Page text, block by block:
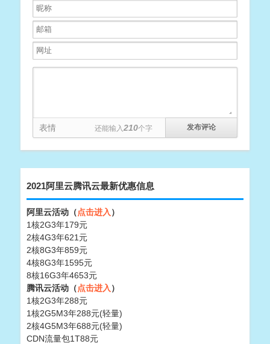
表情 还能输入 210个字
2021阿里云腾讯云最新优惠信息
阿里云活动（点击进入 ）
1核2G3年179元
2核4G3年621元
2核8G3年859元
4核8G3年1595元
8核16G3年4653元
腾讯云活动（点击进入 ）
1核2G3年288元
1核2G5M3年288元(轻量)
2核4G5M3年688元(轻量)
CDN流量包1T88元